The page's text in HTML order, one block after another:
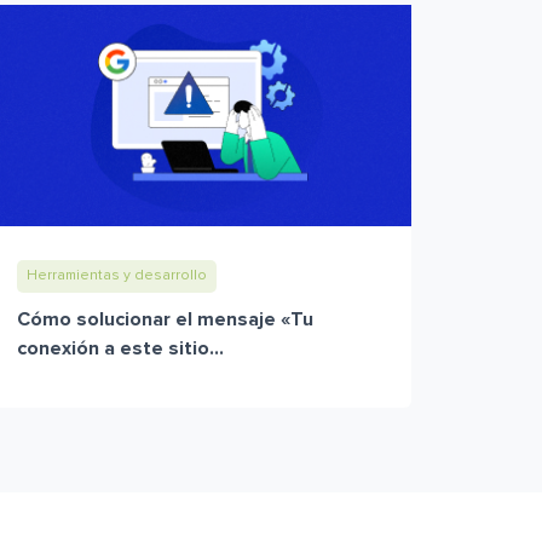
Herramientas y desarrollo
Cómo solucionar el mensaje «Tu
conexión a este sitio...